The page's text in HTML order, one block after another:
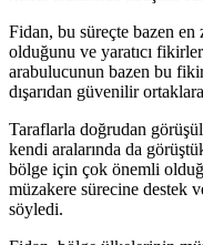
Fidan, bu süreçte bazen en
olduğunu ve yaratıcı
arabulucunun bazen bu
dışarıdan güvenilir
Taraflarla doğrudan
kendi aralarında da
bölge için çok önemli
müzakere sürecine destek
söyledi.